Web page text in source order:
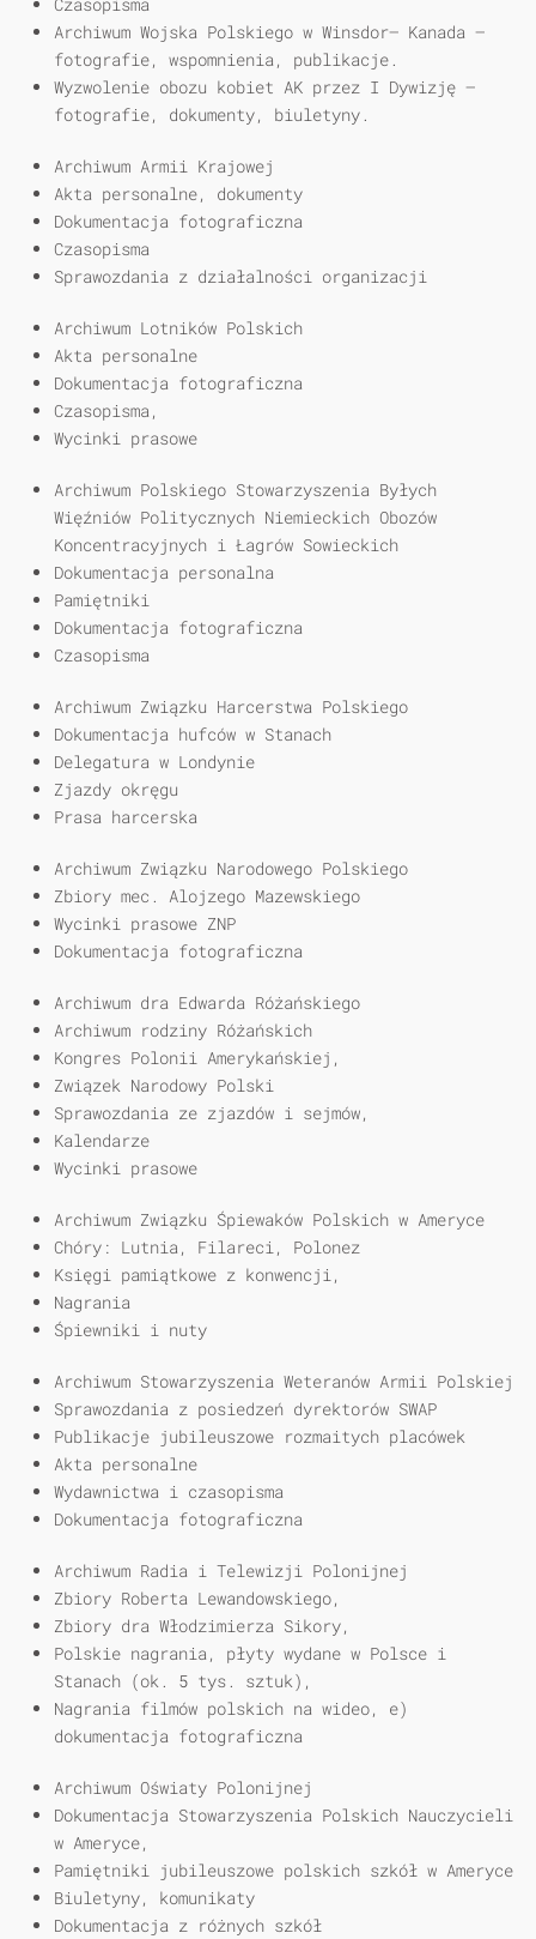
Czasopisma
Archiwum Wojska Polskiego w Winsdor— Kanada —
fotografie, wspomnienia, publikacje.
Wyzwolenie obozu kobiet AK przez I Dywizję —
fotografie, dokumenty, biuletyny.
Archiwum Armii Krajowej
Akta personalne, dokumenty
Dokumentacja fotograficzna
Czasopisma
Sprawozdania z działalności organizacji
Archiwum Lotników Polskich
Akta personalne
Dokumentacja fotograficzna
Czasopisma,
Wycinki prasowe
Archiwum Polskiego Stowarzyszenia Byłych
Więźniów Politycznych Niemieckich Obozów
Koncentracyjnych i Łagrów Sowieckich
Dokumentacja personalna
Pamiętniki
Dokumentacja fotograficzna
Czasopisma
Archiwum Związku Harcerstwa Polskiego
Dokumentacja hufców w Stanach
Delegatura w Londynie
Zjazdy okręgu
Prasa harcerska
Archiwum Związku Narodowego Polskiego
Zbiory mec. Alojzego Mazewskiego
Wycinki prasowe ZNP
Dokumentacja fotograficzna
Archiwum dra Edwarda Różańskiego
Archiwum rodziny Różańskich
Kongres Polonii Amerykańskiej,
Związek Narodowy Polski
Sprawozdania ze zjazdów i sejmów,
Kalendarze
Wycinki prasowe
Archiwum Związku Śpiewaków Polskich w Ameryce
Chóry: Lutnia, Filareci, Polonez
Księgi pamiątkowe z konwencji,
Nagrania
Śpiewniki i nuty
Archiwum Stowarzyszenia Weteranów Armii Polskiej
Sprawozdania z posiedzeń dyrektorów SWAP
Publikacje jubileuszowe rozmaitych placówek
Akta personalne
Wydawnictwa i czasopisma
Dokumentacja fotograficzna
Archiwum Radia i Telewizji Polonijnej
Zbiory Roberta Lewandowskiego,
Zbiory dra Włodzimierza Sikory,
Polskie nagrania, płyty wydane w Polsce i
Stanach (ok. 5 tys. sztuk),
Nagrania filmów polskich na wideo, e)
dokumentacja fotograficzna
Archiwum Oświaty Polonijnej
Dokumentacja Stowarzyszenia Polskich Nauczycieli
w Ameryce,
Pamiętniki jubileuszowe polskich szkół w Ameryce
Biuletyny, komunikaty
Dokumentacja z różnych szkół